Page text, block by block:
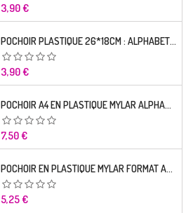
Prix
3,90 €
POCHOIR PLASTIQUE 26*18CM : ALPHABET (01)
Prix
3,90 €
POCHOIR A4 EN PLASTIQUE MYLAR ALPHABET ARABE 25 MM
Prix
7,50 €
POCHOIR EN PLASTIQUE MYLAR FORMAT A4 (21*29.7CM) ALPHABET GERMANICA LETTRES MINUSCULES
Prix
5,25 €